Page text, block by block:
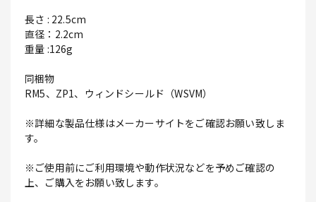
長さ : 22.5cm
直径：2.2cm
重量 :126g
同梱物
RM5、ZP1、ウィンドシールド（WSVM）
※詳細な製品仕様はメーカーサイトをご確認お願い致しま
す。
※ご使用前にご利用環境や動作状況などを予めご確認の
上、ご購入をお願い致します。